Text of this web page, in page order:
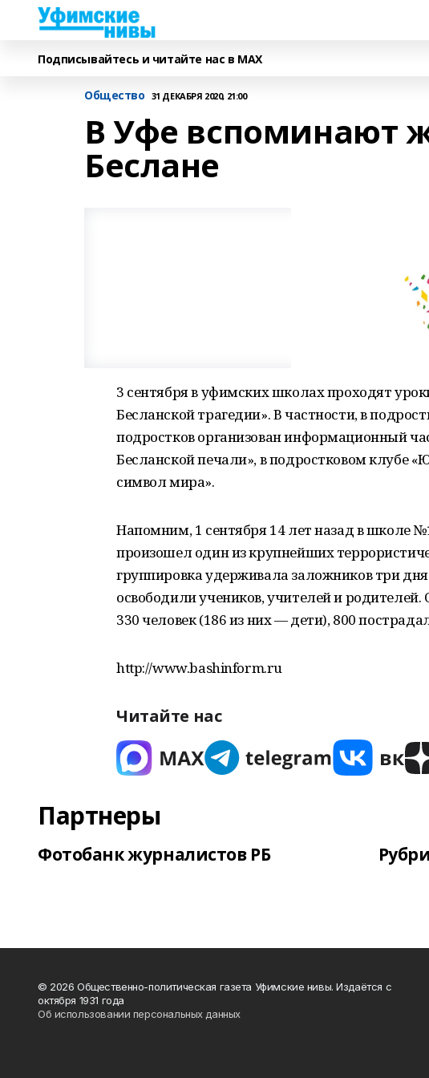
Подписывайтесь и читайте нас в MAX
Общество 31 ДЕКАБРЯ 2020, 21:00
В Уфе вспоминают
Беслане
3 сентября в уфимских школах проходят
Бесланской трагедии». В частности, в
подростков организован информационный
Бесланской печали», в подростковом клубе
символ мира».
Напомним, 1 сентября 14 лет назад в школе
произошел один из крупнейших
группировка удерживала заложников три
освободили учеников, учителей и
330 человек (186 из них — дети), 800
http://www.bashinform.ru
Читайте нас
Партнеры
Фотобанк журналистов РБ
© 2026 Общественно-политическая газета Уфимские нивы. Издаётся с
октября 1931 года
Об использовании персональных данных